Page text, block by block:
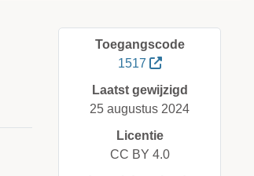
Toegangscode
1517
Laatst gewijzigd
25 augustus 2024
Licentie
CC BY 4.0